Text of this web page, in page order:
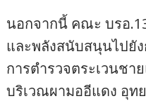
นอกจากนี้ คณะ บรอ
และพลังสนับสนุนไปยั
การตำรวจตระเวนช
บริเวณผามออีแดง อุท